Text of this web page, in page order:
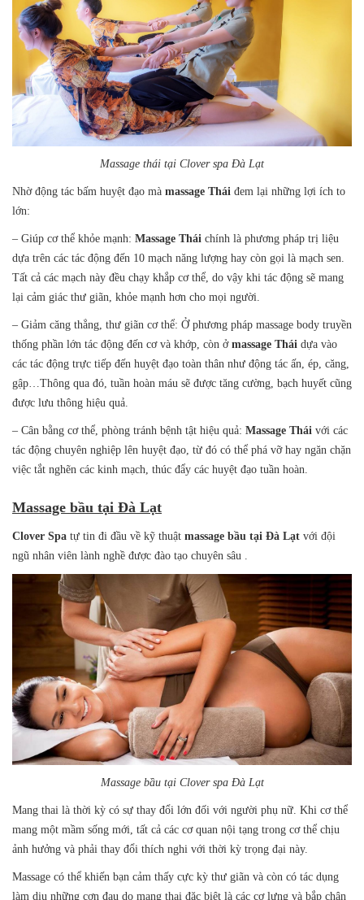
Massage thái tại Clover spa Đà Lạt
Nhờ động tác bấm huyệt đạo mà massage Thái đem lại những lợi ích to
lớn:
– Giúp cơ thể khỏe mạnh: Massage Thái chính là phương pháp trị liệu
dựa trên các tác động đến 10 mạch năng lượng hay còn gọi là mạch sen.
Tất cả các mạch này đều chạy khắp cơ thể, do vậy khi tác động sẽ mang
lại cảm giác thư giãn, khỏe mạnh hơn cho mọi người.
– Giảm căng thẳng, thư giãn cơ thể: Ở phương pháp massage body truyền
thống phần lớn tác động đến cơ và khớp, còn ở massage Thái dựa vào
các tác động trực tiếp đến huyệt đạo toàn thân như động tác ấn, ép, căng,
gập…Thông qua đó, tuần hoàn máu sẽ được tăng cường, bạch huyết cũng
được lưu thông hiệu quả.
– Cân bằng cơ thể, phòng tránh bệnh tật hiệu quả: Massage Thái với các
tác động chuyên nghiệp lên huyệt đạo, từ đó có thể phá vỡ hay ngăn chặn
việc tắt nghẽn các kinh mạch, thúc đẩy các huyệt đạo tuần hoàn.
Massage bầu tại Đà Lạt
Clover Spa tự tin đi đầu về kỹ thuật massage bầu tại Đà Lạt với đội
ngũ nhân viên lành nghề được đào tạo chuyên sâu .
Massage bầu tại Clover spa Đà Lạt
Mang thai là thời kỳ có sự thay đổi lớn đối với người phụ nữ. Khi cơ thể
mang một mầm sống mới, tất cả các cơ quan nội tạng trong cơ thể chịu
ảnh hưởng và phải thay đổi thích nghi với thời kỳ trọng đại này.
Massage có thể khiến bạn cảm thấy cực kỳ thư giãn và còn có tác dụng
làm dịu những cơn đau do mang thai đặc biệt là các cơ lưng và bắp chân